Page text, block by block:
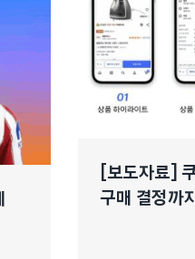
[보도자료]
구매 결정까